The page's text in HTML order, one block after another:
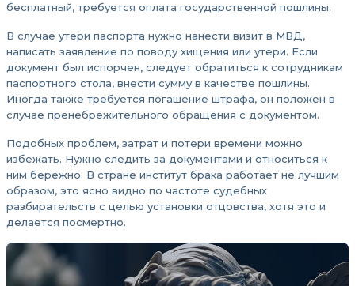
бесплатный, требуется оплата государственной пошлины.
В случае утери паспорта нужно нанести визит в МВД,
написать заявление по поводу хищения или утери. Если
документ был испорчен, следует обратиться к сотрудникам
паспортного стола, внести сумму в качестве пошлины.
Иногда также требуется погашение штрафа, он положен в
случае пренебрежительного обращения с документом.
Подобных проблем, затрат и потери времени можно
избежать. Нужно следить за документами и относиться к
ним бережно. В стране институт брака работает не лучшим
образом, это ясно видно по частоте судебных
разбирательств с целью установки отцовства, хотя это и
делается посмертно.